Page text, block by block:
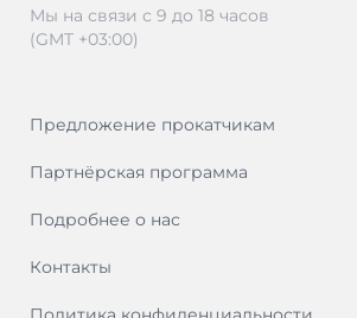
Предложение прокатчикам
Партнёрская программа
Подробнее о нас
Контакты
Мы на связи с 9 до 18 часов
(GMT +03:00)